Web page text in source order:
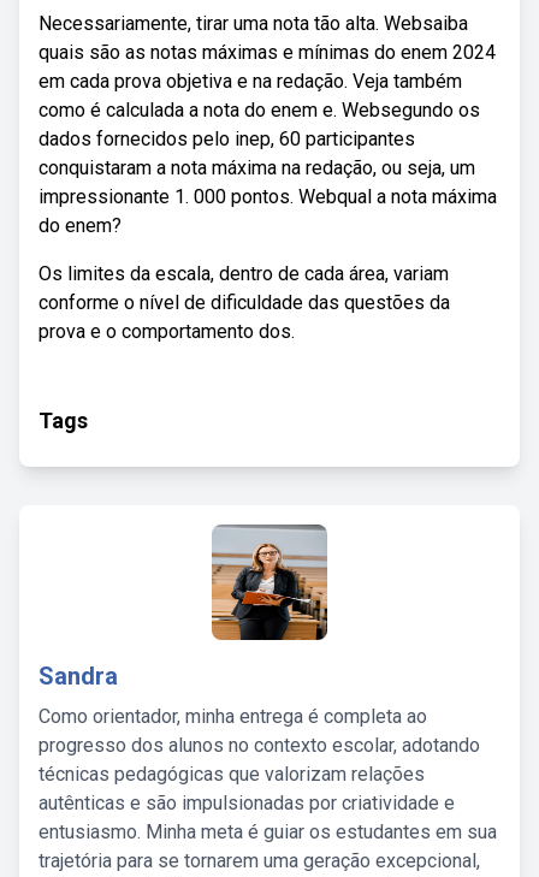
Necessariamente, tirar uma nota tão alta. Websaiba
quais são as notas máximas e mínimas do enem 2024
em cada prova objetiva e na redação. Veja também
como é calculada a nota do enem e. Websegundo os
dados fornecidos pelo inep, 60 participantes
conquistaram a nota máxima na redação, ou seja, um
impressionante 1. 000 pontos. Webqual a nota máxima
do enem?
Os limites da escala, dentro de cada área, variam
conforme o nível de dificuldade das questões da
prova e o comportamento dos.
Tags
Sandra
Como orientador, minha entrega é completa ao
progresso dos alunos no contexto escolar, adotando
técnicas pedagógicas que valorizam relações
autênticas e são impulsionadas por criatividade e
entusiasmo. Minha meta é guiar os estudantes em sua
trajetória para se tornarem uma geração excepcional,